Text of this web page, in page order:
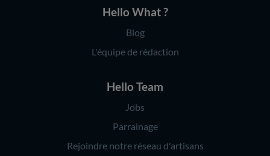
Hello What ?
Blog
L'équipe de rédaction
Hello Team
Jobs
Parrainage
Rejoindre notre réseau d'artisans